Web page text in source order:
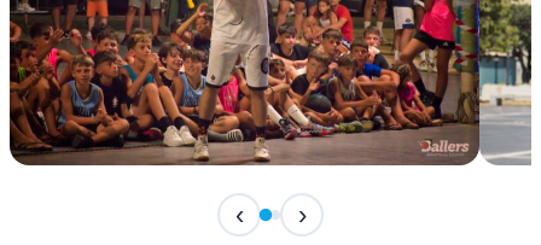
Classic Contest 3vs3 Memorial Michele
‹ ›